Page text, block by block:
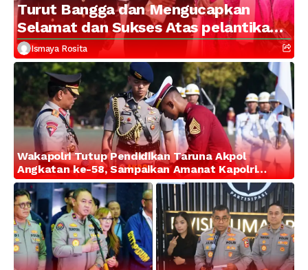
Turut Bangga dan Mengucapkan
Selamat dan Sukses Atas pelantikan
Putra Brigjen Pol Drs, A.M Kamal.
Sebagai Perwira Polri Lulusan AKPOL
2026
Ismaya Rosita
Wakapolri Tutup Pendidikan Taruna Akpol
Angkatan ke-58, Sampaikan Amanat Kapolri
kepada 282 Capaja